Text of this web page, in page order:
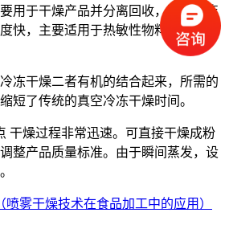
用于干燥产品并分离回收，适用于连
快，主要适用于热敏性物料、生物制
冻干燥二者有机的结合起来，所需的
短了传统的真空冷冻干燥时间。
干燥过程非常迅速。可直接干燥成粉
整产品质量标准。由于瞬间蒸发，设